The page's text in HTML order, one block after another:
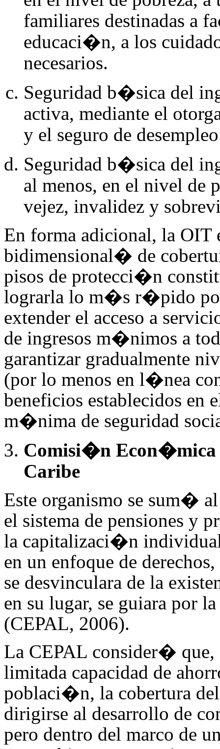
familiares destinadas a
educaci�n, a los
necesarios.
Seguridad b�sica del
activa, mediante el
y el seguro de
Seguridad b�sica del
al menos, en el nivel de
vejez, invalidez y
En forma adicional, la
bidimensional� de
pisos de protecci�n
lograrla lo m�s r�pido
extender el acceso a
de ingresos m�nimos a
garantizar gradualmente
(por lo menos en l�nea
beneficios establecidos
m�nima de seguridad
Comisi�n
Caribe
Este organismo se sum�
el sistema de pensiones y
la capitalizaci�n individual
en un enfoque de
se desvinculara de la
en su lugar, se guiara por
(CEPAL, 2006).
La CEPAL consider�
limitada capacidad de
poblaci�n, la cobertura
dirigirse al desarrollo de
pero dentro del marco de